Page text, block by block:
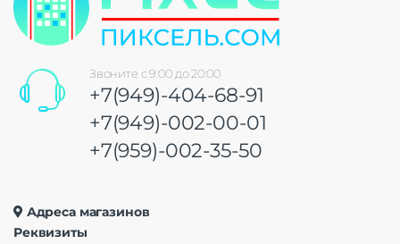
Звоните с 9:00 до 20:00
+7(949)-404-68-91
+7(949)-002-00-01
+7(959)-002-35-50
Адреса магазинов
Реквизиты